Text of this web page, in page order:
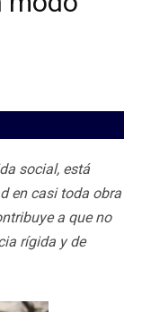
social, está
en casi toda obra
a que no
rígida y de